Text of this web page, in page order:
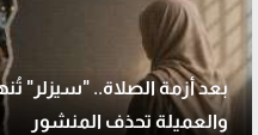
بعد أزمة الصلاة.. "سيزلر"
والعميلة تحذف المنشور